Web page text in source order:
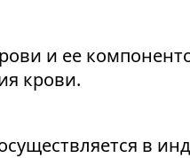
и ее
крови.
в